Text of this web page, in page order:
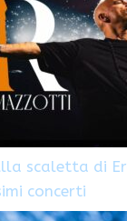
scaletta di
concerti